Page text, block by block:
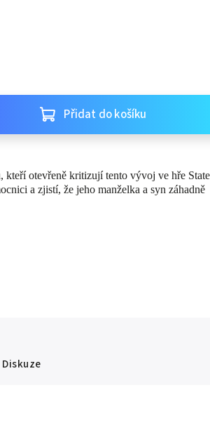
Přidat do košíku
kteří otevřeně kritizují tento vývoj ve hře
a zjistí, že jeho manželka a syn záhadně
Diskuze